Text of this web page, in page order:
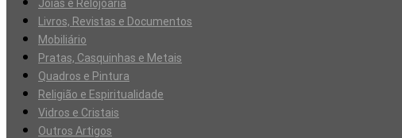
Joias e Relojoaria
Livros, Revistas e Documentos
Mobiliário
Pratas, Casquinhas e Metais
Quadros e Pintura
Religião e Espiritualidade
Vidros e Cristais
Outros Artigos